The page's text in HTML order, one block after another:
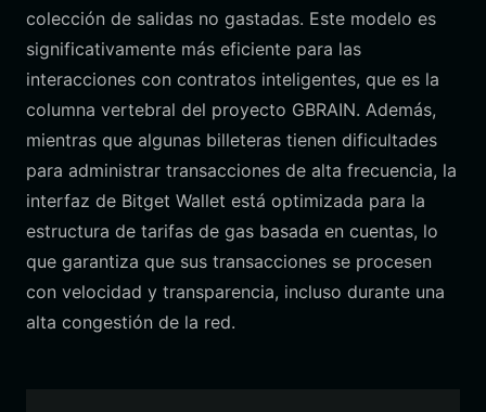
colección de salidas no gastadas. Este modelo es
significativamente más eficiente para las
interacciones con contratos inteligentes, que es la
columna vertebral del proyecto GBRAIN. Además,
mientras que algunas billeteras tienen dificultades
para administrar transacciones de alta frecuencia, la
interfaz de Bitget Wallet está optimizada para la
estructura de tarifas de gas basada en cuentas, lo
que garantiza que sus transacciones se procesen
con velocidad y transparencia, incluso durante una
alta congestión de la red.